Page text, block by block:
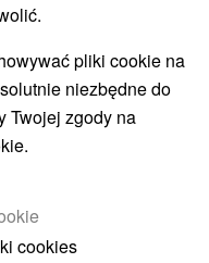
pliki cookie na
niezbędne do
Twojej zgody na
cookies